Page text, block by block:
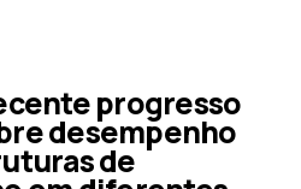
progresso
desempenho
de